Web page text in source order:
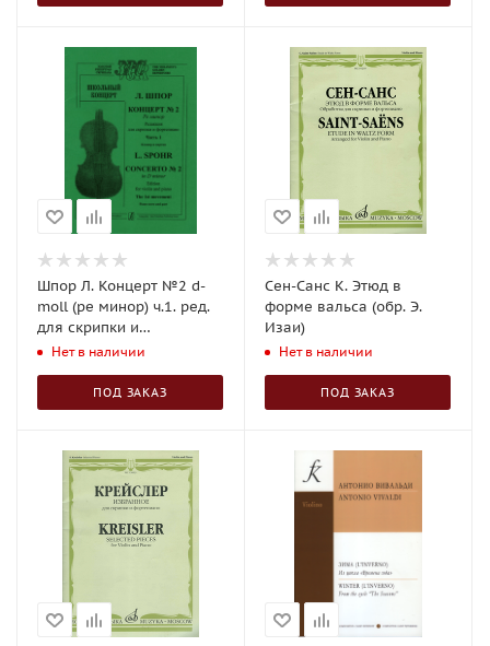
Шпор Л. Концерт №2 d-
moll (ре минор) ч.1. ред.
для скрипки и
фортепиано
Нет в наличии
ПОД ЗАКАЗ
Сен-Санс К. Этюд в
форме вальса (обр. Э.
Изаи)
Нет в наличии
ПОД ЗАКАЗ